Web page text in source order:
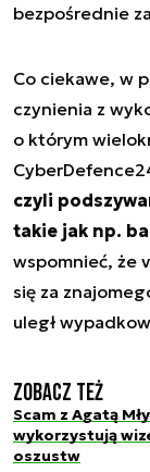
bezpośrednie
Co ciekawe, w
czynienia z
o którym
czyli
takie jak np.
wspomnieć, że
się za
uległ
Zobacz też
Scam z Agatą
wykorzystują
oszustw